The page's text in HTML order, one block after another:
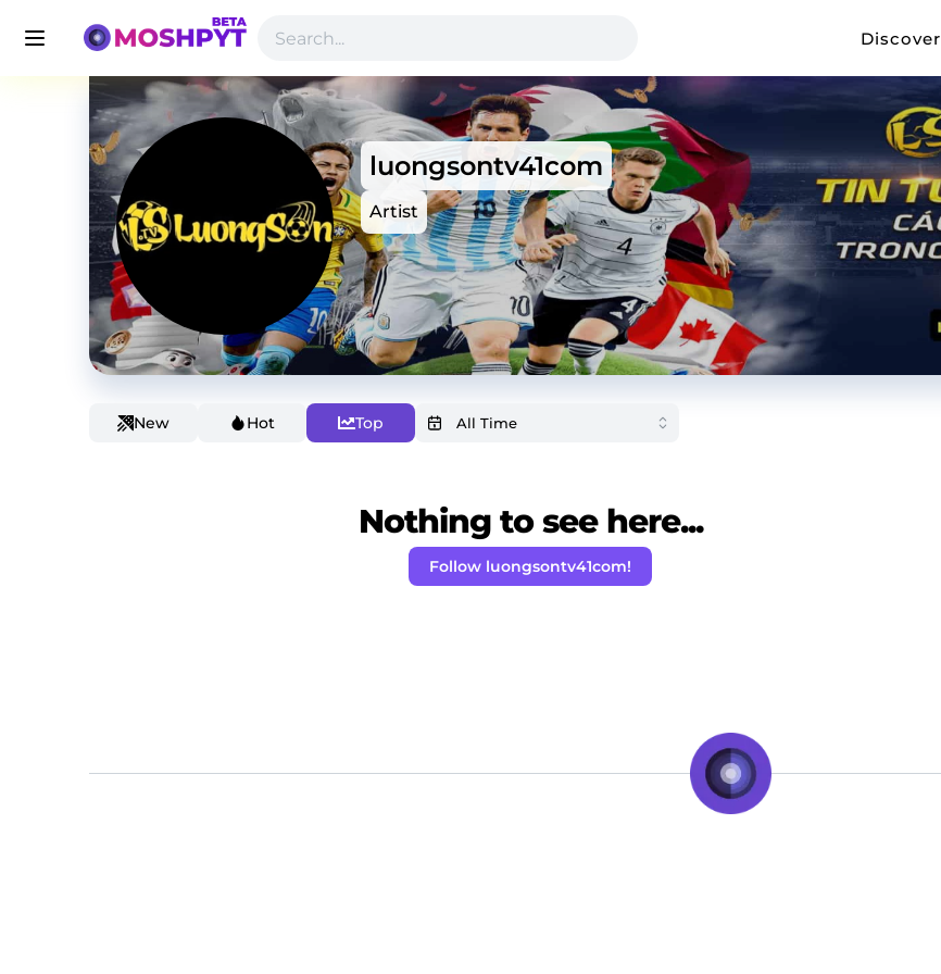
Discover
luongsontv41com
Artist
New Hot Top
Nothing to see here...
Follow luongsontv41com!